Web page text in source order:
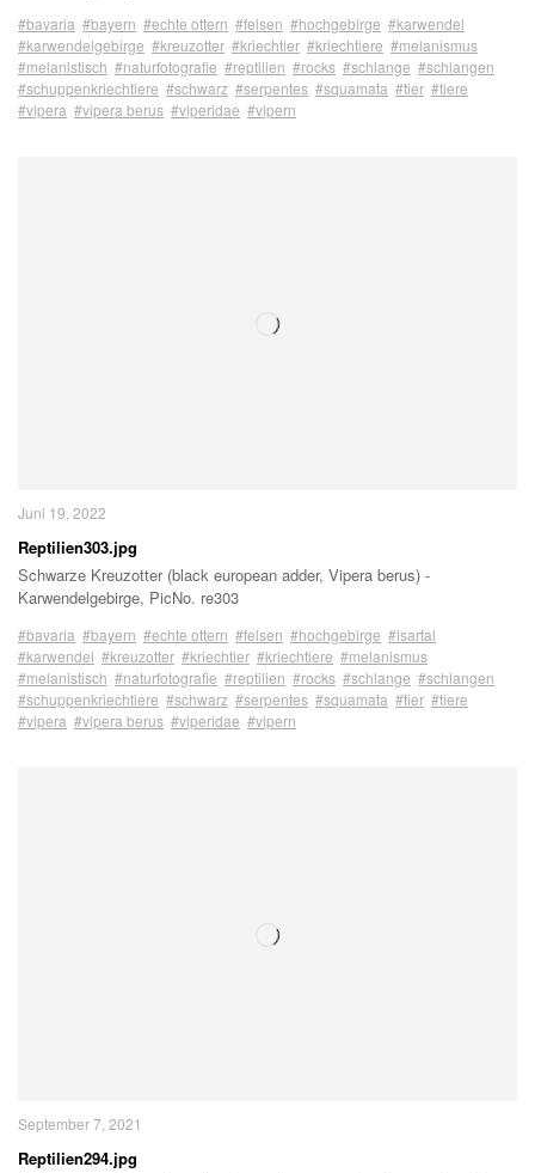
#bavaria #bayern #echte ottern #felsen #hochgebirge #karwendel
#karwendelgebirge #kreuzotter #kriechtier #kriechtiere #melanismus
#melanistisch #naturfotografie #reptilien #rocks #schlange #schlangen
#schuppenkriechtiere #schwarz #serpentes #squamata #tier #tiere
#vipera #vipera berus #viperidae #vipern
Juni 19, 2022
Reptilien303.jpg
Schwarze Kreuzotter (black european adder, Vipera berus) -
Karwendelgebirge, PicNo. re303
#bavaria #bayern #echte ottern #felsen #hochgebirge #isartal
#karwendel #kreuzotter #kriechtier #kriechtiere #melanismus
#melanistisch #naturfotografie #reptilien #rocks #schlange #schlangen
#schuppenkriechtiere #schwarz #serpentes #squamata #tier #tiere
#vipera #vipera berus #viperidae #vipern
September 7, 2021
Reptilien294.jpg